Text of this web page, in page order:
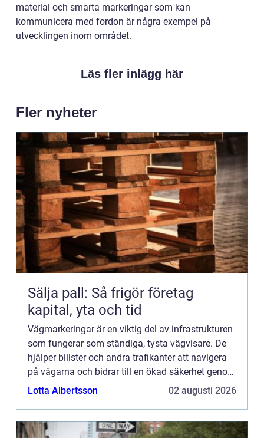
material och smarta markeringar som kan
kommunicera med fordon är några exempel på
utvecklingen inom området.
Läs fler inlägg här
Fler nyheter
Sälja pall: Så frigör företag
kapital, yta och tid
Vägmarkeringar är en viktig del av infrastrukturen
som fungerar som ständiga, tysta vägvisare. De
hjälper bilister och andra trafikanter att navigera
på vägarna och bidrar till en ökad säkerhet genom
att ...
Lotta Albertsson 02 augusti 2026